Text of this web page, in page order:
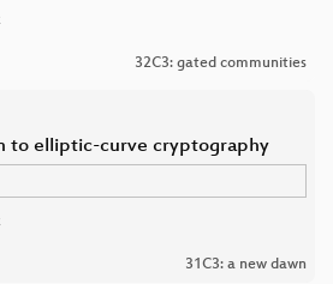
32C3: gated communities
to elliptic-curve cryptography
31C3: a new dawn